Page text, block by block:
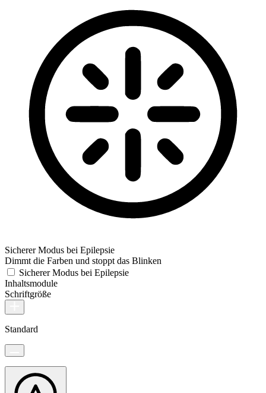
Sicherer Modus bei Epilepsie
Dimmt die Farben und stoppt das Blinken
Sicherer Modus bei Epilepsie
Inhaltsmodule
Schriftgröße
Standard